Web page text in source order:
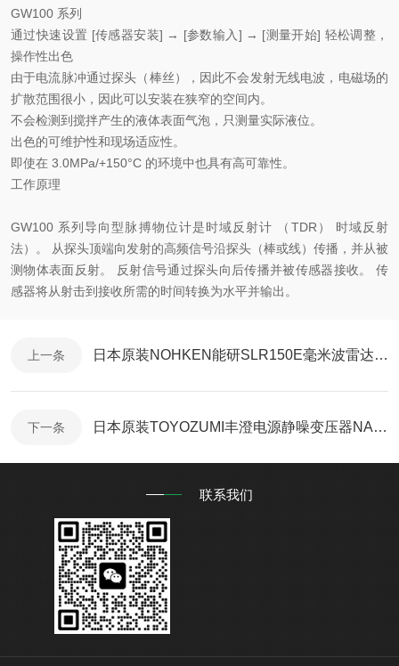
GW100 系列
通过快速设置 [传感器安装] → [参数输入] → [测量开始] 轻松调整，
操作性出色
由于电流脉冲通过探头（棒丝），因此不会发射无线电波，电磁场的
扩散范围很小，因此可以安装在狭窄的空间内。
不会检测到搅拌产生的液体表面气泡，只测量实际液位。
出色的可维护性和现场适应性。
即使在 3.0MPa/+150°C 的环境中也具有高可靠性。
工作原理
GW100 系列导向型脉搏物位计是时域反射计 （TDR） 时域反射
法）。 从探头顶端向发射的高频信号沿探头（棒或线）传播，并从被
测物体表面反射。 反射信号通过探头向后传播并被传感器接收。 传
感器将从射击到接收所需的时间转换为水平并输出。
上一条 日本原装NOHKEN能研SLR150E毫米波雷达液位计
下一条 日本原装TOYOZUMI丰澄电源静噪变压器NA11-05KF
联系我们